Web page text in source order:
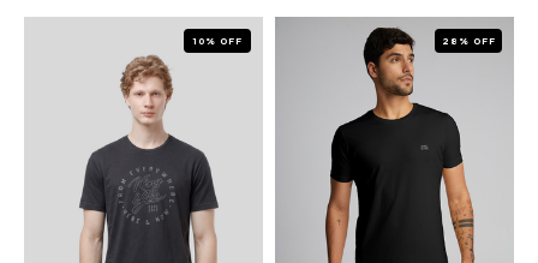
10% OFF 28% OFF